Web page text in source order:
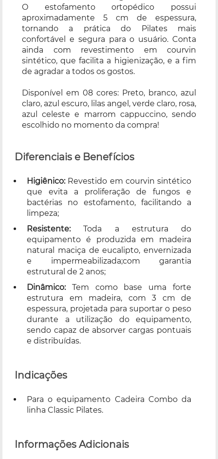
O estofamento ortopédico possui
aproximadamente 5 cm de espessura,
tornando a prática do Pilates mais
confortável e segura para o usuário. Conta
ainda com revestimento em courvin
sintético, que facilita a higienização, e a fim
de agradar a todos os gostos.
Disponível em 08 cores: Preto, branco, azul
claro, azul escuro, lilas angel, verde claro, rosa,
azul celeste e marrom cappuccino, sendo
escolhido no momento da compra!
Diferenciais e Benefícios
Higiênico:Revestido em courvin sintético
que evita a proliferação de fungos e
bactérias no estofamento, facilitando a
limpeza;
Resistente:
Toda a estrutura do
equipamento é produzida em madeira
natural maciça de eucalipto, envernizada
e impermeabilizada;com garantia
estrutural de 2 anos;
Dinâmico:Tem como base uma forte
estrutura em madeira, com 3 cm de
espessura, projetada para suportar o peso
durante a utilização do equipamento,
sendo capaz de absorver cargas pontuais
e distribuídas.
Indicações
Para o equipamento Cadeira Combo da
linha Classic Pilates.
Informações Adicionais